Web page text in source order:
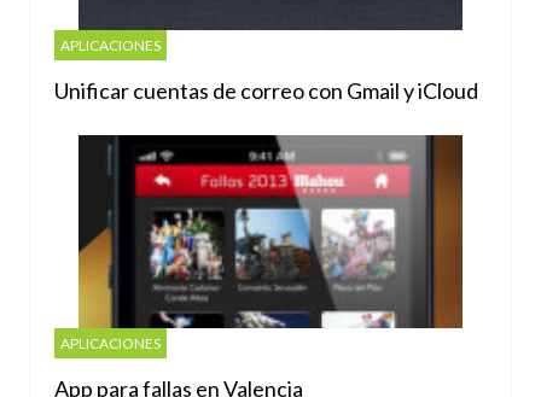
APLICACIONES
Unificar cuentas de correo con Gmail y iCloud
APLICACIONES
App para fallas en Valencia